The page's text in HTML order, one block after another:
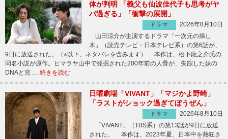
体が判明 「義父も仙波佳代子も思考がヤ
バ過ぎる」「衝撃の展開」
ドラマ
2026年8月10日
山田涼介が主演するドラマ「一次元の挿し
木」（読売テレビ・日本テレビ系）の第6話が、
9日に放送された。（※以下、ネタバレを含みます） 本作は、松下龍之介氏の
同名小説が原作。ヒマラヤ山中で発掘された200年前の人骨が、失踪した妹の
DNAと完 … 続きを読む
日曜劇場「VIVANT」「マジかよ野崎」
「ラストがショック過ぎてぼうぜん」
ドラマ
2026年8月10日
「VIVANT」（TBS系）の第13話が9日に放送
された。 本作は、2023年夏、日本中を熱狂さ